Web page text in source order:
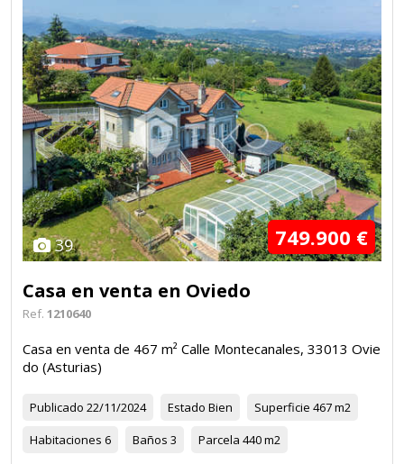
39 749.900 €
Casa en venta en Oviedo
Ref. 1210640
Casa en venta de 467 m² Calle Montecanales, 33013 Ovie
do (Asturias)
Publicado 22/11/2024 Estado Bien Superficie 467 m2
Habitaciones 6 Baños 3 Parcela 440 m2